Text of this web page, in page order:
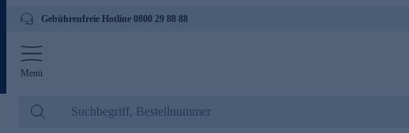
Gebührenfreie Hotline 0800 29 88 88
Menü